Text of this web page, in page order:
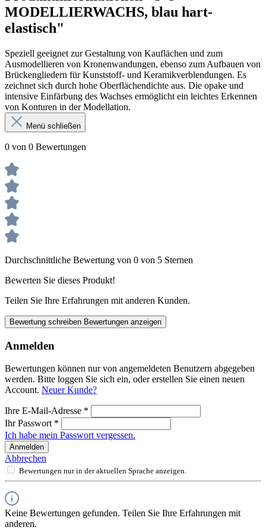
MODELLIERWACHS, blau hart-
elastisch"
Speziell geeignet zur Gestaltung von Kauflächen und zum
Ausmodellieren von Kronenwandungen, ebenso zum Aufbauen von
Brückengliedern für Kunststoff- und Keramikverblendungen. Es
zeichnet sich durch hohe Oberflächendichte aus. Die opake und
intensive Einfärbung des Wachses ermöglicht ein leichtes Erkennen
von Konturen in der Modellation.
Menü schließen
0 von 0 Bewertungen
Durchschnittliche Bewertung von 0 von 5 Sternen
Bewerten Sie dieses Produkt!
Teilen Sie Ihre Erfahrungen mit anderen Kunden.
Bewertung schreiben Bewertungen anzeigen
Anmelden
Bewertungen können nur von angemeldeten Benutzern abgegeben
werden. Bitte loggen Sie sich ein, oder erstellen Sie einen neuen
Account. Neuer Kunde?
Ihre E-Mail-Adresse *
Ihr Passwort *
Ich habe mein Passwort vergessen.
Anmelden
Abbrechen
Bewertungen nur in der aktuellen Sprache anzeigen.
Keine Bewertungen gefunden. Teilen Sie Ihre Erfahrungen mit
anderen.